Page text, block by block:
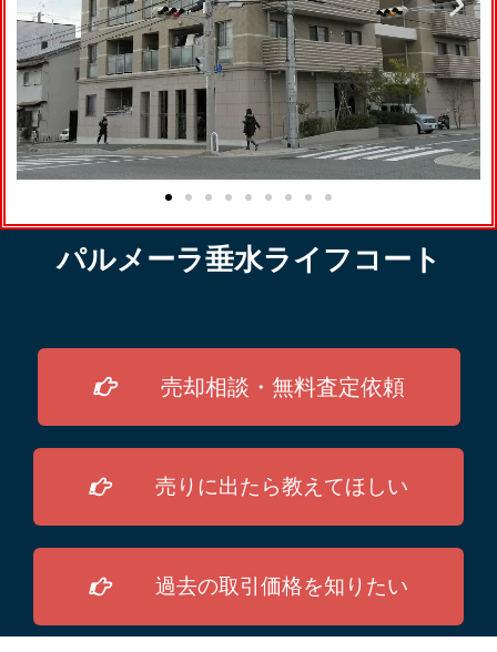
パルメーラ垂水ライフコート
売却相談・無料査定依頼
売りに出たら教えてほしい
過去の取引価格を知りたい